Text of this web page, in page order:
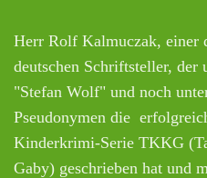
Herr Rolf Kalmuczak, einer
deutschen Schriftsteller, der
"Stefan Wolf" und noch
Pseudonymen die
Kinderkrimi-Serie TKKG
Gaby) geschrieben hat und